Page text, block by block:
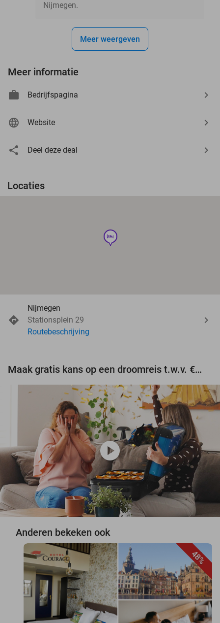
Nijmegen.
Meer weergeven
Meer informatie
Bedrijfspagina
Website
Deel deze deal
Locaties
hotel
Nijmegen
Stationsplein 29
Routebeschrijving
Maak gratis kans op een droomreis t.w.v. €3.000!
play_circle
Anderen bekeken ook
48%